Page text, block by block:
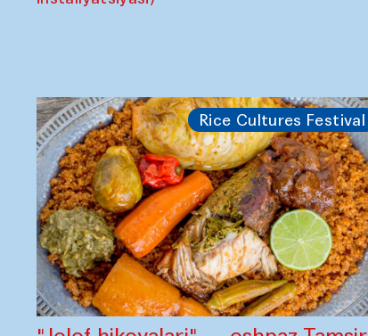
Rice Cultures Festival